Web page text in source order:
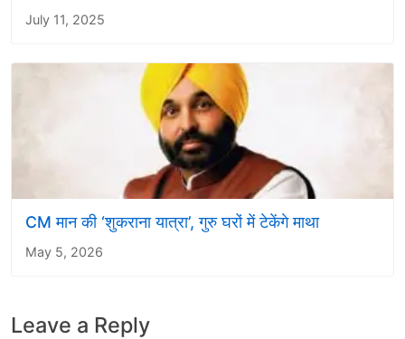
July 11, 2025
CM मान की ‘शुकराना यात्रा’, गुरु घरों में टेकेंगे माथा
May 5, 2026
Leave a Reply